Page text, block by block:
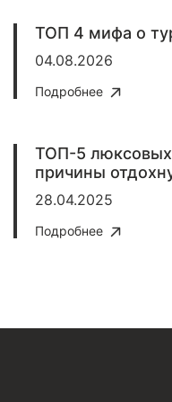
ТОП 4 мифа о
04.08.2026
Подробнее
ТОП-5 люксовых
причины
28.04.2025
Подробнее